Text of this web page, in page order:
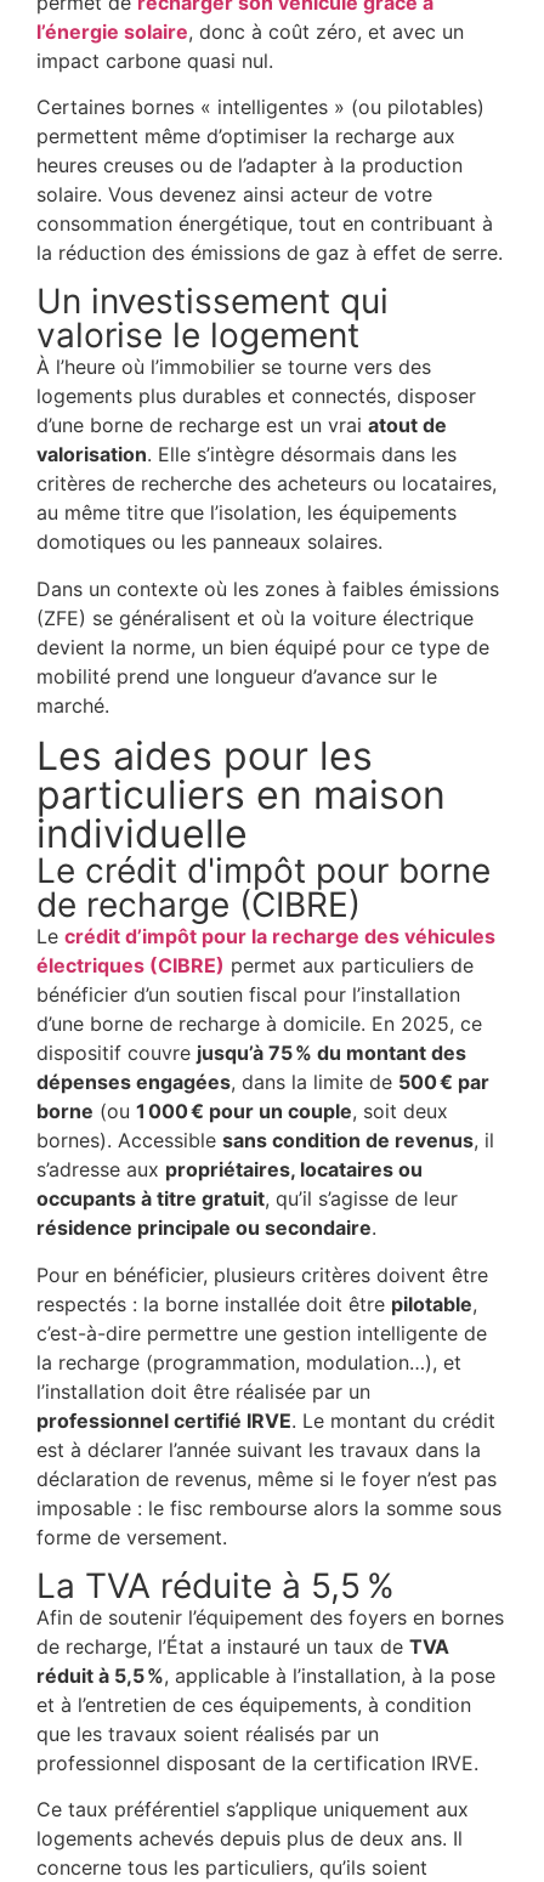
l’énergie solaire, donc à coût zéro, et avec un
impact carbone quasi nul.
Certaines bornes « intelligentes » (ou pilotables)
permettent même d’optimiser la recharge aux
heures creuses ou de l’adapter à la production
solaire. Vous devenez ainsi acteur de votre
consommation énergétique, tout en contribuant à
la réduction des émissions de gaz à effet de serre.
Un investissement qui
valorise le logement
À l’heure où l’immobilier se tourne vers des
logements plus durables et connectés, disposer
d’une borne de recharge est un vrai atout de
valorisation. Elle s’intègre désormais dans les
critères de recherche des acheteurs ou locataires,
au même titre que l’isolation, les équipements
domotiques ou les panneaux solaires.
Dans un contexte où les zones à faibles émissions
(ZFE) se généralisent et où la voiture électrique
devient la norme, un bien équipé pour ce type de
mobilité prend une longueur d’avance sur le
marché.
Les aides pour les
particuliers en maison
individuelle
Le crédit d'impôt pour borne
de recharge (CIBRE)
Le crédit d’impôt pour la recharge des véhicules
électriques (CIBRE) permet aux particuliers de
bénéficier d’un soutien fiscal pour l’installation
d’une borne de recharge à domicile. En 2025, ce
dispositif couvre jusqu’à 75 % du montant des
dépenses engagées, dans la limite de 500 € par
borne (ou 1 000 € pour un couple, soit deux
bornes). Accessible sans condition de revenus, il
s’adresse aux propriétaires, locataires ou
occupants à titre gratuit, qu’il s’agisse de leur
résidence principale ou secondaire.
Pour en bénéficier, plusieurs critères doivent être
respectés : la borne installée doit être pilotable,
c’est-à-dire permettre une gestion intelligente de
la recharge (programmation, modulation…), et
l’installation doit être réalisée par un
professionnel certifié IRVE. Le montant du crédit
est à déclarer l’année suivant les travaux dans la
déclaration de revenus, même si le foyer n’est pas
imposable : le fisc rembourse alors la somme sous
forme de versement.
La TVA réduite à 5,5 %
Afin de soutenir l’équipement des foyers en bornes
de recharge, l’État a instauré un taux de TVA
réduit à 5,5 %, applicable à l’installation, à la pose
et à l’entretien de ces équipements, à condition
que les travaux soient réalisés par un
professionnel disposant de la certification IRVE.
Ce taux préférentiel s’applique uniquement aux
logements achevés depuis plus de deux ans. Il
concerne tous les particuliers, qu’ils soient